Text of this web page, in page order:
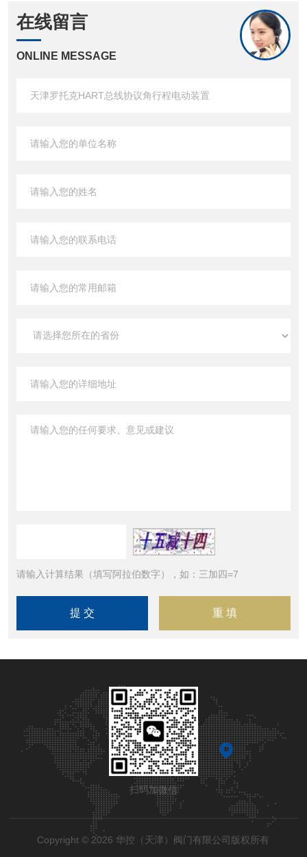
在线留言
ONLINE MESSAGE
请输入计算结果（填写阿拉伯数字），如：三加四=7
扫码加微信
Copyright © 2026 华控（天津）阀门有限公司版权所有